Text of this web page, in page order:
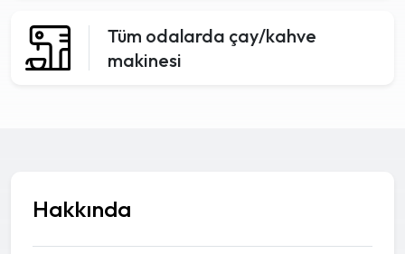
Tüm odalarda çay/kahve
makinesi
Hakkında